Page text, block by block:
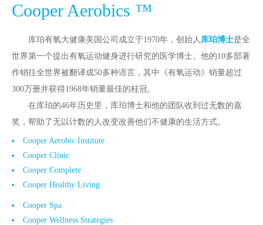
Cooper Aerobics ™
库珀有氧大健康美国公司成立于1970年，创始人 库珀博士是全
世界第一个提出有氧运动健身进行研究的医学博士。他的10多部著
作销往全世界被翻译成50多种语言，其中《有氧运动》销量超过
300万册并获得1968年销量最佳的桂冠。
在库珀的46年历史里，库珀博士和他的团队收到过无数的嘉
奖，帮助了无以计数的人改变改善他们不健康的生活方式。
Cooper Aerobic Institute
Cooper Clinic
Cooper Complete
Cooper Healthy Living
Cooper Spa
Cooper Wellness Strategies